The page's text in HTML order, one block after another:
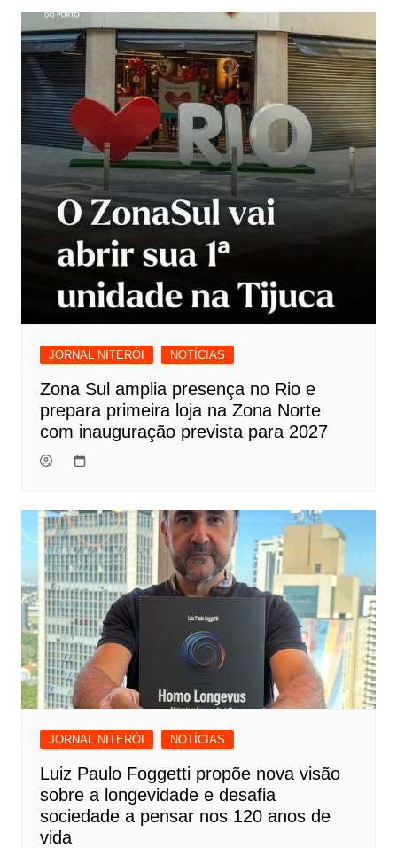
JORNAL NITERÓI NOTÍCIAS
Zona Sul amplia presença no Rio e
prepara primeira loja na Zona Norte
com inauguração prevista para 2027
JORNAL NITERÓI NOTÍCIAS
Luiz Paulo Foggetti propõe nova visão
sobre a longevidade e desafia
sociedade a pensar nos 120 anos de
vida